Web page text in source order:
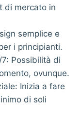
di mercato in
semplice e
i principianti.
Possibilità di
ovunque.
Inizia a fare
di soli